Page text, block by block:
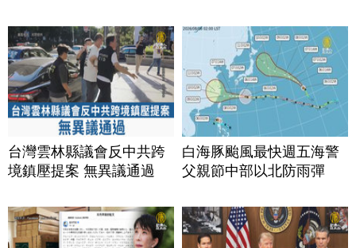
台灣雲林縣議會反中共跨
境鎮壓提案 無異議通過
白海豚颱風最快週五海警
父親節中部以北防雨彈